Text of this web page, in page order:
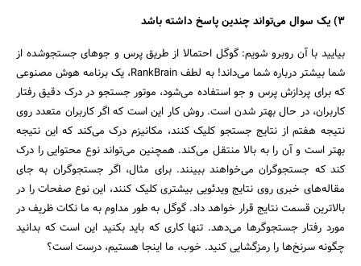
۳) یک سوال می‌تواند چندین پاسخ داشته باشد
بیایید با آن روبرو شویم: گوگل احتمالا از طریق پرس و جوهای جستجوشده از
شما بیشتر درباره شما می‌داند! به لطف RankBrain، یک برنامه هوش مصنوعی
که برای پردازش پرس و جو استفاده می‌شود، موتور جستجو در درک دقیق رفتار
کاربران، در حال بهتر شدن است. روش کار این است که اگر کاربران متعدد روی
نتیجه هفتم از نتایج جستجو کلیک کنند، مکانیزم درک می‌کند که این نتیجه
بهتر است و آن را به بالا منتقل می‌کند. همچنین می‌تواند نوع محتوایی را درک
کند که جستجوگران می‌خواهند ببینند. برای مثال، اگر جستجوگران به جای
مقاله‌های خبری روی نتایج ویدئویی بیشتری کلیک کنند، این نوع صفحات را در
بالاترین قسمت نتایج قرار خواهد داد. گوگل به طور مداوم به ما نکات ظریف در
مورد رفتار جستجوگرها می‌دهد. تنها کاری که باید بکنید این است که بدانید
چگونه سرنخ‌ها را رمزگشایی کنید. خوب، ما اینجا هستیم، درست است؟